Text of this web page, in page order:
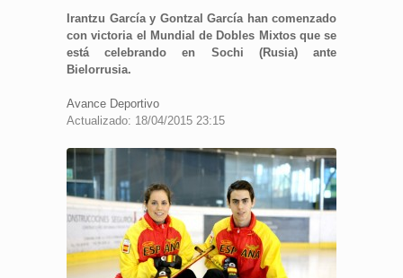
Irantzu García y Gontzal García han comenzado
con victoria el Mundial de Dobles Mixtos que se
está celebrando en Sochi (Rusia) ante
Bielorrusia.
Avance Deportivo
Actualizado: 18/04/2015 23:15